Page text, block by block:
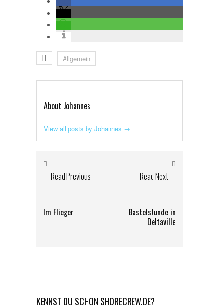
Allgemein
About Johannes
View all posts by Johannes →
Read Previous
Im Flieger
Read Next
Bastelstunde in
Deltaville
KENNST DU SCHON SHORECREW.DE?